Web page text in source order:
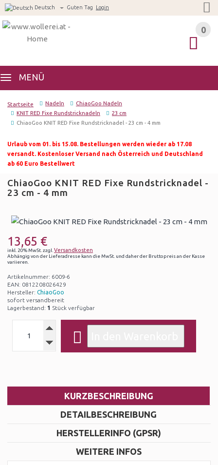
Deutsch Guten Tag Login
0
MENÜ
0
Startseite Nadeln
ChiaoGoo Nadeln
KNIT RED Fixe Rundstricknadeln
23 cm
ChiaoGoo KNIT RED Fixe Rundstricknadel - 23 cm - 4 mm
Urlaub vom 01. bis 15.08. Bestellungen werden wieder ab 17.08
versandt. Kostenloser Versand nach Österreich und Deutschland
ab 60 Euro Bestellwert
ChiaoGoo KNIT RED Fixe Rundstricknadel -
23 cm - 4 mm
13,65 €
inkl. 20% MwSt. zzgl. Versandkosten
Abhängig von der Lieferadresse kann die MwSt. und daher der Bruttopreis an der Kasse
variieren.
Artikelnummer: 6009-6
EAN: 0812208026429
Hersteller: ChiaoGoo
sofort versandbereit
Lagerbestand: 1 Stück verfügbar
KURZBESCHREIBUNG
DETAILBESCHREIBUNG
HERSTELLERINFO (GPSR)
WEITERE INFOS